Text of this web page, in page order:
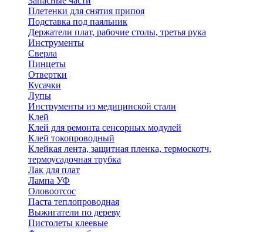
Плетенки для снятия припоя
Подставка под паяльник
Держатели плат, рабочие столы, третья рука
Инструменты
Сверла
Пинцеты
Отвертки
Кусачки
Лупы
Инструменты из медицинской стали
Клей
Клей для ремонта сенсорных модулей
Клей токопроводный
Клейкая лента, защитная пленка, термоскотч,
термоусадочная трубка
Лак для плат
Лампа УФ
Оловоотсос
Паста теплопроводная
Выжигатели по дереву
Пистолеты клеевые